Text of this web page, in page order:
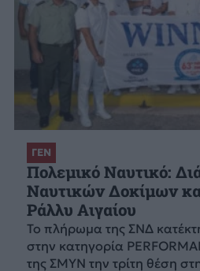
ΓΕΝ
Πολεμικό Ναυτικό:
Ναυτικών Δοκίμων
Ράλλυ Αιγαίου
Το πλήρωμα της ΣΝΔ
στην κατηγορία
της ΣΜΥΝ την τρίτη θέση